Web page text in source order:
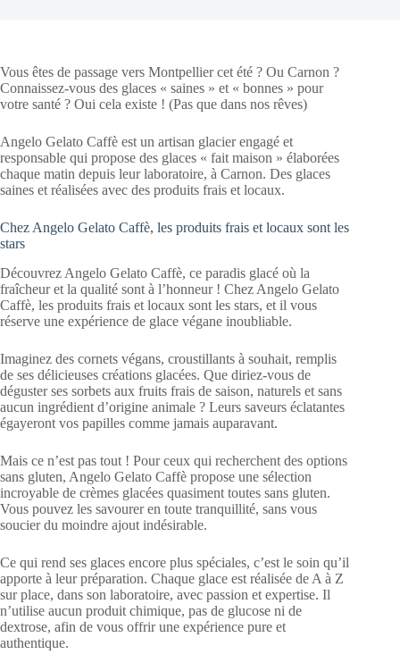
Vous êtes de passage vers Montpellier cet été ? Ou Carnon ?
Connaissez-vous des glaces « saines » et « bonnes » pour
votre santé ? Oui cela existe ! (Pas que dans nos rêves)
Angelo Gelato Caffè est un artisan glacier engagé et
responsable qui propose des glaces « fait maison » élaborées
chaque matin depuis leur laboratoire, à Carnon. Des glaces
saines et réalisées avec des produits frais et locaux.
Chez Angelo Gelato Caffè, les produits frais et locaux sont les
stars
Découvrez Angelo Gelato Caffè, ce paradis glacé où la
fraîcheur et la qualité sont à l’honneur ! Chez Angelo Gelato
Caffè, les produits frais et locaux sont les stars, et il vous
réserve une expérience de glace végane inoubliable.
Imaginez des cornets végans, croustillants à souhait, remplis
de ses délicieuses créations glacées. Que diriez-vous de
déguster ses sorbets aux fruits frais de saison, naturels et sans
aucun ingrédient d’origine animale ? Leurs saveurs éclatantes
égayeront vos papilles comme jamais auparavant.
Mais ce n’est pas tout ! Pour ceux qui recherchent des options
sans gluten, Angelo Gelato Caffè propose une sélection
incroyable de crèmes glacées quasiment toutes sans gluten.
Vous pouvez les savourer en toute tranquillité, sans vous
soucier du moindre ajout indésirable.
Ce qui rend ses glaces encore plus spéciales, c’est le soin qu’il
apporte à leur préparation. Chaque glace est réalisée de A à Z
sur place, dans son laboratoire, avec passion et expertise. Il
n’utilise aucun produit chimique, pas de glucose ni de
dextrose, afin de vous offrir une expérience pure et
authentique.